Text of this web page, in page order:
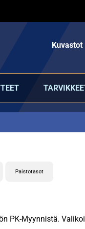
Kuvastot
Paistotasot
PK-Myynnistä.